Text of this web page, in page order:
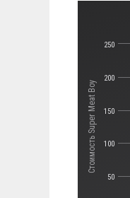
Стоимость Super Meat Boy
50
100
150
200
250